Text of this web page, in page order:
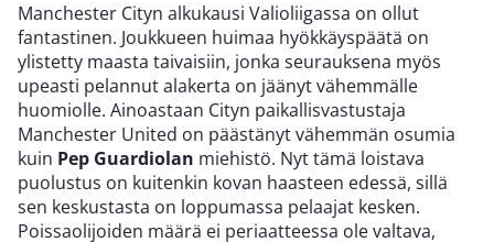
Manchester Cityn alkukausi Valioliigassa on ollut
fantastinen. Joukkueen huimaa hyökkäyspäätä on
ylistetty maasta taivaisiin, jonka seurauksena myös
upeasti pelannut alakerta on jäänyt vähemmälle
huomiolle. Ainoastaan Cityn paikallisvastustaja
Manchester United on päästänyt vähemmän osumia
kuin Pep Guardiolan miehistö. Nyt tämä loistava
puolustus on kuitenkin kovan haasteen edessä, sillä
sen keskustasta on loppumassa pelaajat kesken.
Poissaolijoiden määrä ei periaatteessa ole valtava,